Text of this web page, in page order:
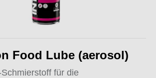
Food Lube (aerosol)
für die